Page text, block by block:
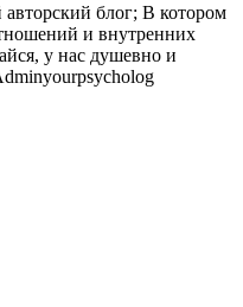
блог; В котором
и внутренних
у нас душевно и